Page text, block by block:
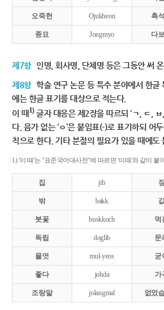
오죽헌 Ojukheon 촉
종묘 Jongmyo 다
제7항 인명, 회사명, 단체명 등은 그동안 써
제8항 학술 연구 논문 등 특수 분야에서 한글
에는 한글 표기를 대상으로 적는다.
이 때1)글자 대응은 제2장을 따르되 ‘ㄱ, ㄷ, ㅂ,
다. 음가 없는 ‘ㅇ’은 붙임표(-)로 표기하되 어
칙으로 한다. 기타 분절의 필요가 있을 때에도
1) '이 때'는 "표준국어대사전"에 따르면 '이때'와 같이 붙
집 jib 짚
밖 bakk
붓꽃 buskkoch 먹
독립 doglib 문
물엿 mul-yeos 굳
좋다 johda 가
조랑말 jolangmal 없었